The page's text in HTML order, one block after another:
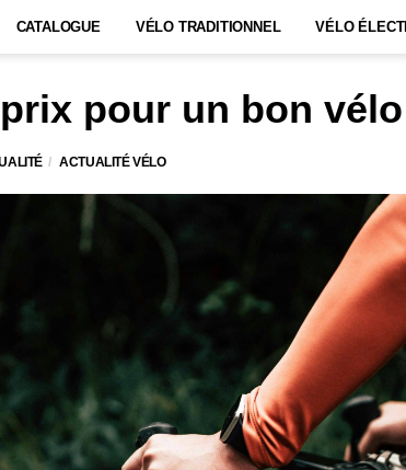
CATALOGUE VÉLO TRADITIONNEL VÉLO
pour un bon
ACTUALITÉ VÉLO